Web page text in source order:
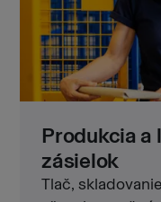
Produkcia a
zásielok
Tlač,